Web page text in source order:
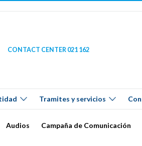
CONTACT CENTER 021 162
Tramites y servicios
Audios Campaña de Comunicación